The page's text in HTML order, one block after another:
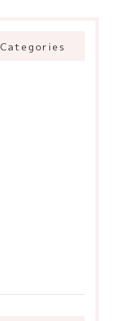
Categories